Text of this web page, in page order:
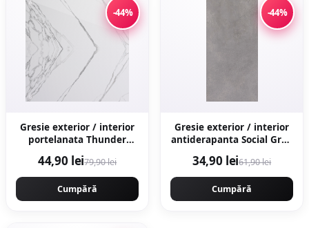
-44%
Gresie exterior / interior
portelanata Thunder
120 cm lucioasa
rectificata tip marmura
44,90 lei79,90 lei
Cumpără
-44%
Gresie exterior / interior
antiderapanta Social Grey
ciment
34,90 lei61,90 lei
Cumpără